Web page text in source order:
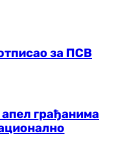
за ПСВ
грађанима